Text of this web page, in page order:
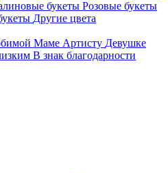
букеты Розовые букеты
Другие цвета
Маме Артисту Девушке
В знак благодарности